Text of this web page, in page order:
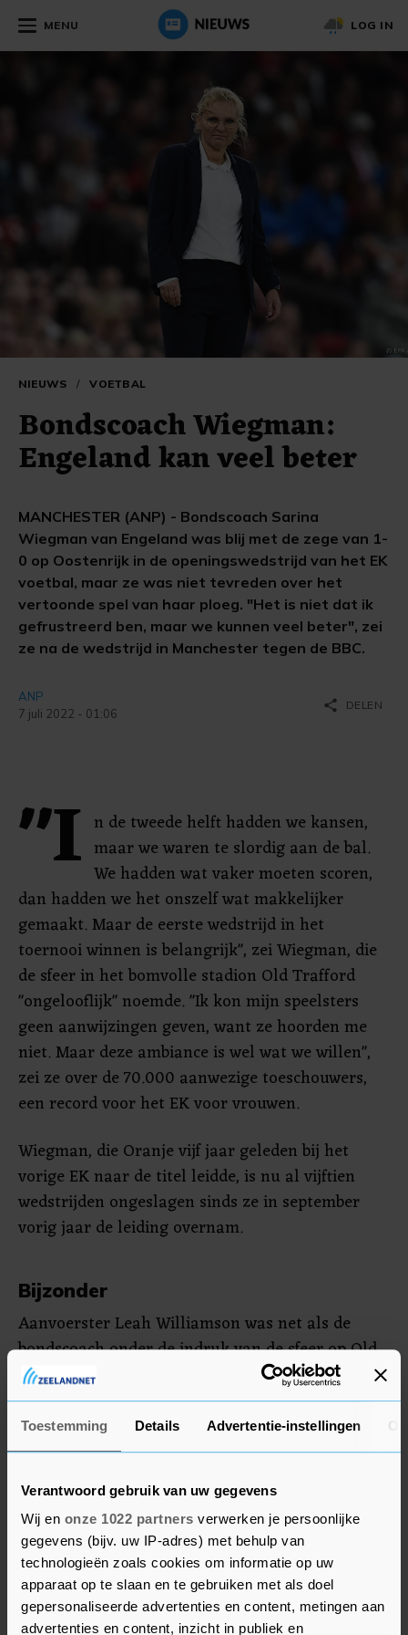
Toestemming Details Advertentie-instellingen
Verantwoord gebruik van uw gegevens
Wij en onze 1022 partners verwerken je persoonlijke
gegevens (bijv. uw IP-adres) met behulp van
technologieën zoals cookies om informatie op uw
apparaat op te slaan en te gebruiken met als doel
gepersonaliseerde advertenties en content, metingen aan
advertenties en content, inzicht in publiek en
MENU LOG IN
NIEUWS / VOETBAL
Bondscoach Wiegman:
Engeland kan veel beter
MANCHESTER (ANP) - Bondscoach Sarina
Wiegman van Engeland was blij met de zege van 1-
0 op Oostenrijk in de openingswedstrijd van het EK
voetbal, maar ze was niet tevreden over het
vertoonde spel van haar ploeg. "Het is niet dat ik
gefrustreerd ben, maar we kunnen veel beter", zei
ze na de wedstrijd in Manchester tegen de BBC.
ANP
7 juli 2022 - 01:06
share DELEN
"I n de tweede helft hadden we kansen,
maar we waren te slordig aan de bal.
We hadden wat vaker moeten scoren,
dan hadden we het onszelf wat makkelijker
gemaakt. Maar de eerste wedstrijd in het
toernooi winnen is belangrijk", zei Wiegman, die
de sfeer in het bomvolle stadion Old Trafford
"ongelooflijk" noemde. "Ik kon mijn speelsters
geen aanwijzingen geven, want ze hoorden me
niet. Maar deze ambiance is wel wat we willen",
zei ze over de 70.000 aanwezige toeschouwers,
een record voor het EK voor vrouwen.
Wiegman, die Oranje vijf jaar geleden bij het
vorige EK naar de titel leidde, is nu al vijftien
wedstrijden ongeslagen sinds ze in september
vorig jaar de leiding overnam.
Bijzonder
Aanvoerster Leah Williamson was net als de
bondscoach onder de indruk van de sfeer op Old
Trafford. "Wat een ervaring dit. Dit was echt
bijzonder", zei ze. "Dit is een goede start."
Engeland speelt maandag de tweede
voetbalsters nemen het donderdag in hun eerste
poulewedstrijd op tegen Noord-Ierland.